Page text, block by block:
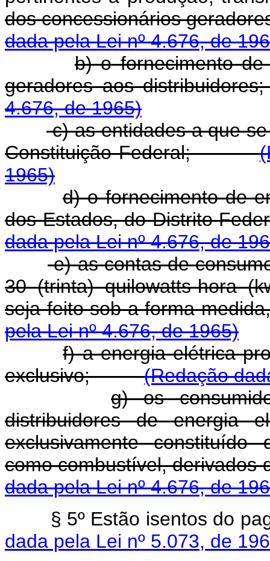
dos concessionários
dada pela Lei nº 4.676, de
b) o fornecimento
geradores aos
4.676, de 1965)
c) as entidades a que
Constituição Federal;
1965)
d) o fornecimento de
dos Estados, do Distrito
dada pela Lei nº 4.676, de
e) as contas de
30 (trinta) quilowatts-hora
seja feito sob a forma
pela Lei nº 4.676, de 1965)
f) a energia elétrica
exclusivo;(Redação
g) os
distribuidores de energia
exclusivamente constituído
como combustível,
dada pela Lei nº 4.676, de
§ 5º Estão isentos
dada pela Lei nº 5.073, de